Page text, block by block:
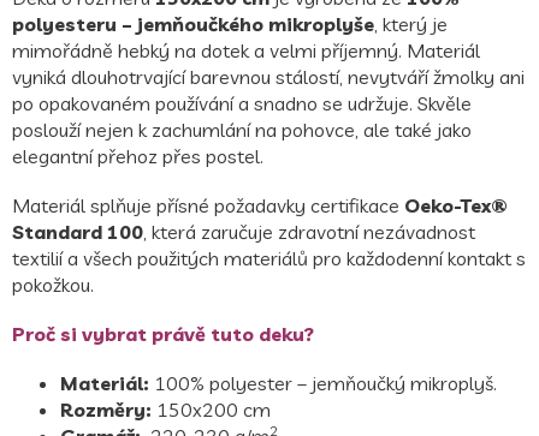
polyesteru – jemňoučkého mikroplyše , který je
mimořádně hebký na dotek a velmi příjemný. Materiál
vyniká dlouhotrvající barevnou stálostí, nevytváří žmolky ani
po opakovaném používání a snadno se udržuje. Skvěle
poslouží nejen k zachumlání na pohovce, ale také jako
elegantní přehoz přes postel.
Materiál splňuje přísné požadavky certifikace Oeko-Tex®
Standard 100 , která zaručuje zdravotní nezávadnost
textilií a všech použitých materiálů pro každodenní kontakt s
pokožkou.
Proč si vybrat právě tuto deku?
Materiál: 100% polyester – jemňoučký mikroplyš.
Rozměry: 150x200 cm
2